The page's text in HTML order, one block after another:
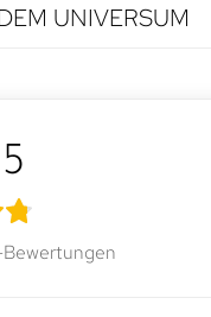
UNIVERSUM